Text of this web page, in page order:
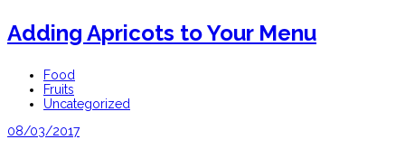
Adding Apricots to Your Menu
Food
Fruits
Uncategorized
08/03/2017